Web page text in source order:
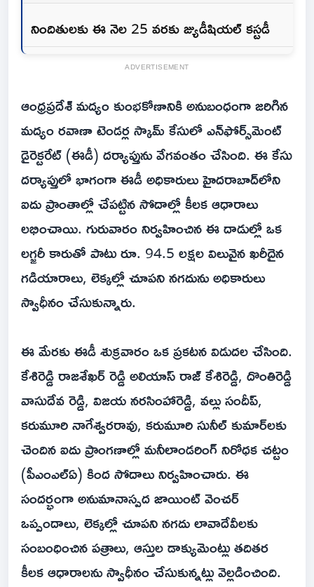
నిందితులకు ఈ నెల 25 వరకు జ్యుడీషియల్ కస్టడీ
ADVERTISEMENT
ఆంధ్రప్రదేశ్ మద్యం కుంభకోణానికి అనుబంధంగా జరిగిన
మద్యం రవాణా టెండర్ల స్కామ్ కేసులో ఎన్‌ఫోర్స్‌మెంట్
డైరెక్టరేట్ (ఈడీ) దర్యాప్తును వేగవంతం చేసింది. ఈ కేసు
దర్యాప్తులో భాగంగా ఈడీ అధికారులు హైదరాబాద్‌లోని
ఐదు ప్రాంతాల్లో చేపట్టిన సోదాల్లో కీలక ఆధారాలు
లభించాయి. గురువారం నిర్వహించిన ఈ దాడుల్లో ఒక
లగ్జరీ కారుతో పాటు రూ. 94.5 లక్షల విలువైన ఖరీదైన
గడియారాలు, లెక్కల్లో చూపని నగదును అధికారులు
స్వాధీనం చేసుకున్నారు.
ఈ మేరకు ఈడీ శుక్రవారం ఒక ప్రకటన విడుదల చేసింది.
కేశిరెడ్డి రాజశేఖర్ రెడ్డి అలియాస్ రాజ్ కేశిరెడ్డి, దొంతిరెడ్డి
వాసుదేవ రెడ్డి, విజయ నరసింహారెడ్డి, వల్లు సందీప్,
కరుమూరి నాగేశ్వరరావు, కరుమూరి సునీల్ కుమార్‌లకు
చెందిన ఐదు ప్రాంగణాల్లో మనీలాండరింగ్ నిరోధక చట్టం
(పీఎంఎల్‌ఏ) కింద సోదాలు నిర్వహించారు. ఈ
సందర్భంగా అనుమానాస్పద జాయింట్ వెంచర్
ఒప్పందాలు, లెక్కల్లో చూపని నగదు లావాదేవీలకు
సంబంధించిన పత్రాలు, ఆస్తుల డాక్యుమెంట్లు తదితర
కీలక ఆధారాలను స్వాధీనం చేసుకున్నట్లు వెల్లడించింది.